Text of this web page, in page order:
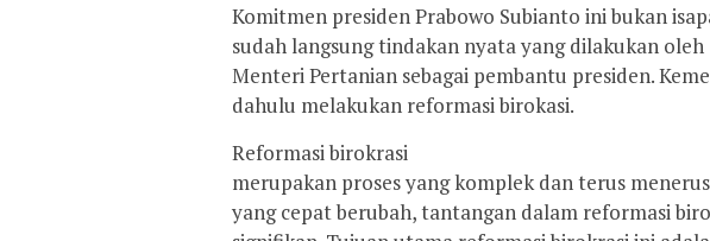
Komitmen presiden Prabowo Subianto ini bukan
sudah langsung tindakan nyata yang dilakukan oleh
Menteri Pertanian sebagai pembantu presiden.
dahulu melakukan reformasi birokasi.
Reformasi birokrasi
merupakan proses yang komplek dan terus
yang cepat berubah, tantangan dalam reformasi